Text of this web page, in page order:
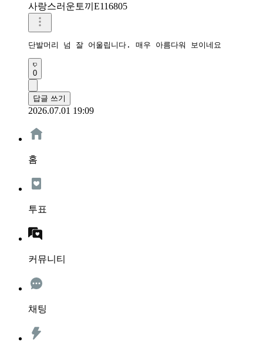
사랑스러운토끼E116805
단발머리 넘 잘 어울립니다. 매우 아름다워 보이네요
0
답글 쓰기
2026.07.01 19:09
홈
투표
커뮤니티
채팅